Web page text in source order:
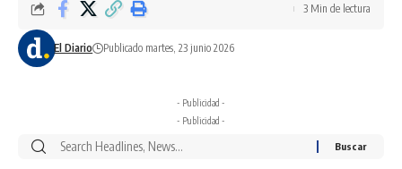
El Diario Publicado martes, 23 junio 2026
3 Min de lectura
- Publicidad -
- Publicidad -